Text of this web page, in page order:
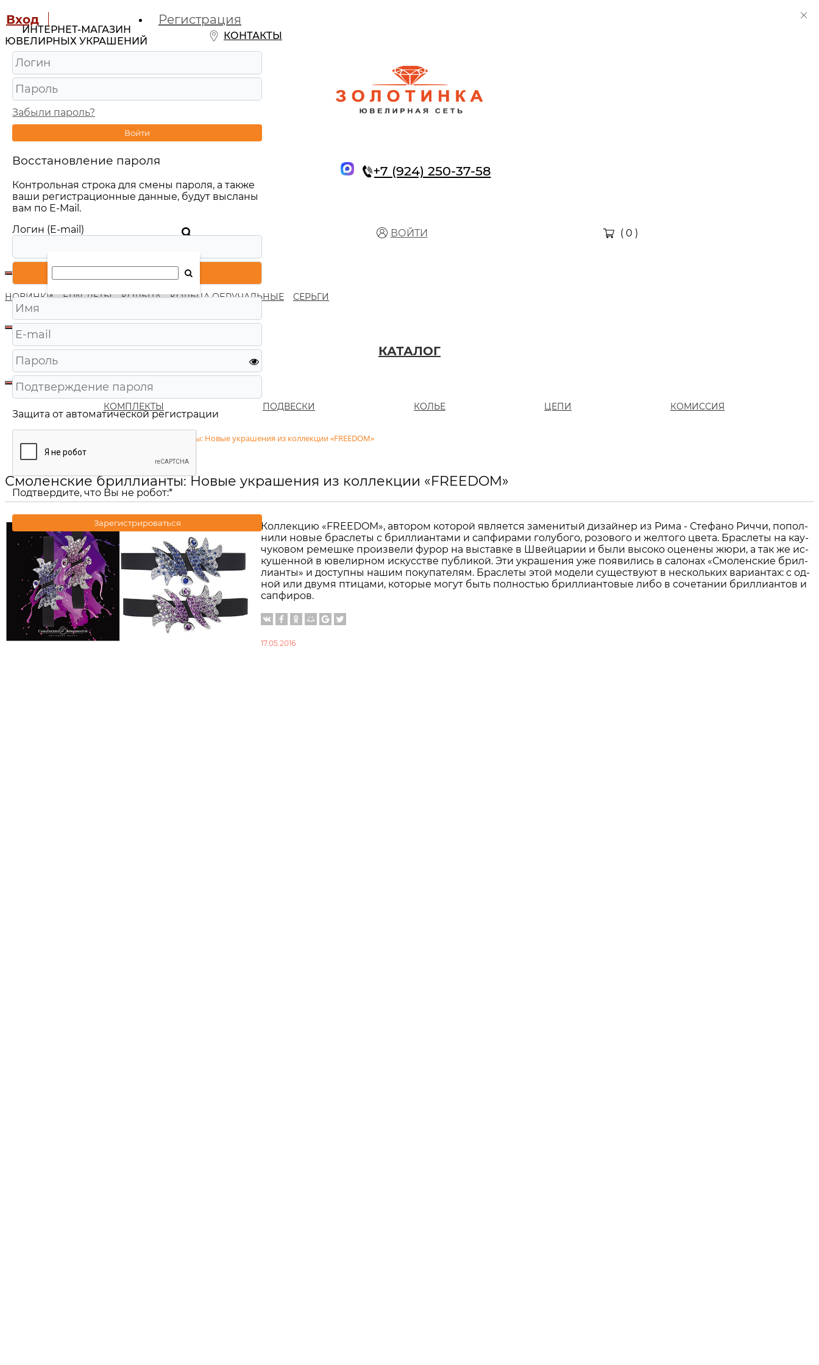
ИНТЕРНЕТ-МАГАЗИН
ЮВЕЛИРНЫХ УКРАШЕНИЙ
КОНТАКТЫ
+7 (924) 250-37-58
ВОЙТИ ( 0 )
НОВИНКИ БРАСЛЕТЫ КОЛЬЦА КОЛЬЦА ОБРУЧАЛЬНЫЕ СЕРЬГИ
КАТАЛОГ
КОМПЛЕКТЫ ПОДВЕСКИ КОЛЬЕ ЦЕПИ КОМИССИЯ
Смоленские бриллианты: Новые украшения из коллекции «FREEDOM»
Смоленские бриллианты: Новые украшения из коллекции «FREEDOM»
Кол­лек­цию «FREEDOM», ав­то­ром ко­то­рой яв­ля­ет­ся за­ме­ни­тый ди­зай­нер из Ри­ма - Сте­фа­но Ри­ч­чи, по­пол­
ни­ли но­вые брас­ле­ты с бри­л­ли­ан­та­ми и са­п­фи­ра­ми го­лу­бо­го, ро­зо­во­го и жел­то­го цве­та. Брас­ле­ты на ка­у­
чу­ко­вом ре­ме­ш­ке про­из­ве­ли фу­рор на вы­став­ке в Швей­ца­рии и бы­ли вы­со­ко оце­не­ны жю­ри, а так же ис­
ку­шен­ной в юве­ли­р­ном ис­кус­стве пуб­ли­кой. Эти укра­ше­ния уже по­яви­лись в са­ло­нах «С­мо­лен­ские бри­л­
ли­ан­ты» и до­сту­п­ны на­шим по­ку­па­те­лям. Брас­ле­ты этой мо­де­ли су­ще­ству­ют в не­сколь­ких ва­ри­ан­тах: с од­
ной или дву­мя пти­ца­ми, ко­то­рые мо­гут быть пол­но­стью бри­л­ли­ан­то­вые ли­бо в со­че­та­нии бри­л­ли­ан­тов и
са­п­фи­ров.
17.05.2016
Вход Регистрация
Забыли пароль?
Войти
Восстановление пароля
Контрольная строка для смены пароля, а также
ваши регистрационные данные, будут высланы
вам по E-Mail.
Логин (E-mail)
Защита от автоматической регистрации
Подтвердите, что Вы не робот:*
Зарегистрироваться